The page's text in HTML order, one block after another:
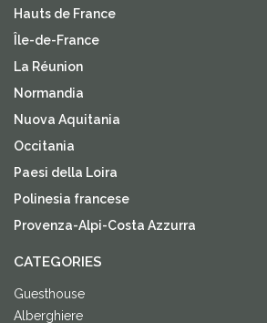
Hauts de France
Île-de-France
La Réunion
Normandia
Nuova Aquitania
Occitania
Paesi della Loira
Polinesia francese
Provenza-Alpi-Costa Azzurra
CATEGORIES
Guesthouse
Alberghiere